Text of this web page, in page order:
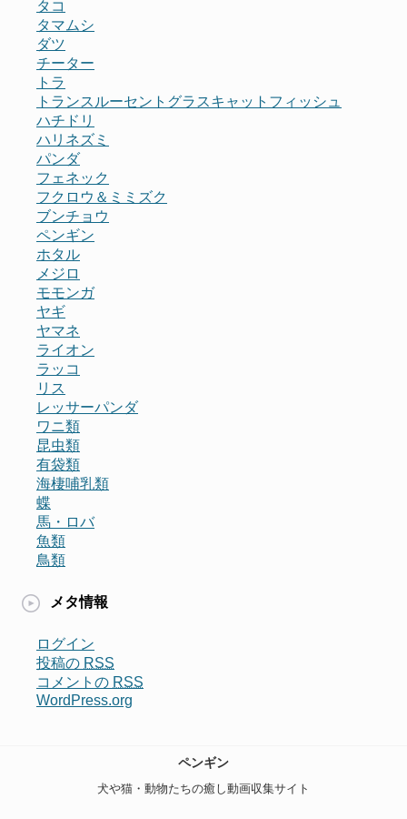
タコ
タマムシ
ダツ
チーター
トラ
トランスルーセントグラスキャットフィッシュ
ハチドリ
ハリネズミ
パンダ
フェネック
フクロウ＆ミミズク
ブンチョウ
ペンギン
ホタル
メジロ
モモンガ
ヤギ
ヤマネ
ライオン
ラッコ
リス
レッサーパンダ
ワニ類
昆虫類
有袋類
海棲哺乳類
蝶
馬・ロバ
魚類
鳥類
メタ情報
ログイン
投稿の RSS
コメントの RSS
WordPress.org
ペンギン
犬や猫・動物たちの癒し動画収集サイト